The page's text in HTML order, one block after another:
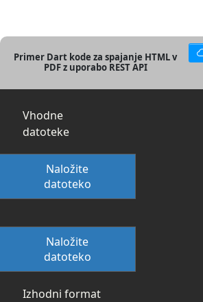
Primer Dart kode za spajanje HTML v
PDF z uporabo REST API
Vhodne
datoteke
Naložite
datoteko
Naložite
datoteko
Izhodni format